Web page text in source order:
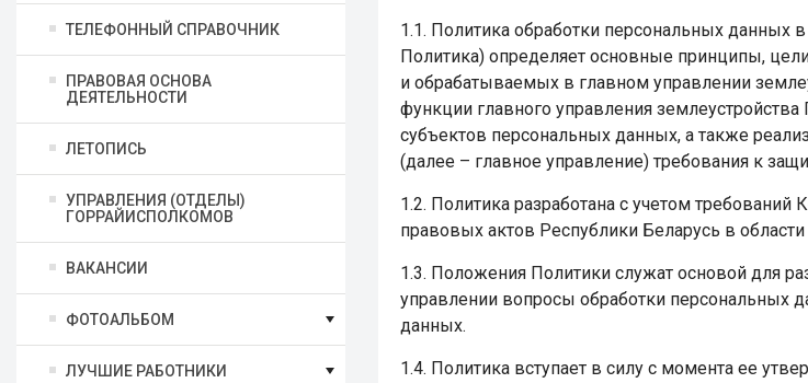
ТЕЛЕФОННЫЙ СПРАВОЧНИК
ПРАВОВАЯ ОСНОВА
ДЕЯТЕЛЬНОСТИ
ЛЕТОПИСЬ
УПРАВЛЕНИЯ (ОТДЕЛЫ)
ГОРРАЙИСПОЛКОМОВ
ВАКАНСИИ
ФОТОАЛЬБОМ
ЛУЧШИЕ РАБОТНИКИ
1.1. Политика обработки персональных данных
Политика) определяет основные принципы,
и обрабатываемых в главном управлении
функции главного управления
субъектов персональных данных, а также
(далее – главное управление) требования к
1.2. Политика разработана с учетом
правовых актов Республики Беларусь в
1.3. Положения Политики служат основой для
управлении вопросы обработки персональных
данных.
1.4. Политика вступает в силу с момента ее